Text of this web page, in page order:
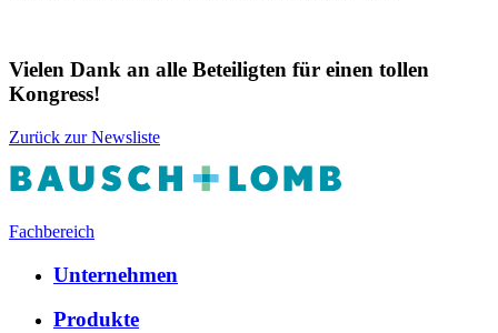
Vielen Dank an alle Beteiligten für einen tollen
Kongress!
Zurück zur Newsliste
Fachbereich
Unternehmen
Produkte